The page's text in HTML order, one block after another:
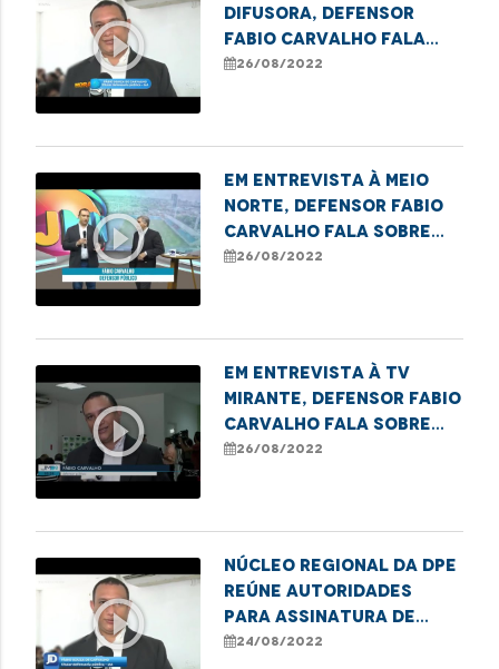
play_circle_outline
Difusora, Defensor
Fabio Carvalho fala
sobre termo de
26/08/2022
play_circle_outline
Em entrevista à Meio
Norte, Defensor Fabio
Carvalho fala sobre
termo de cooperação
26/08/2022
play_circle_outline
Em entrevista à TV
Mirante, Defensor Fabio
Carvalho fala sobre
termo de cooperação
26/08/2022
play_circle_outline
Núcleo Regional da DPE
reúne autoridades
para assinatura de
Termo de Cooperação
24/08/2022